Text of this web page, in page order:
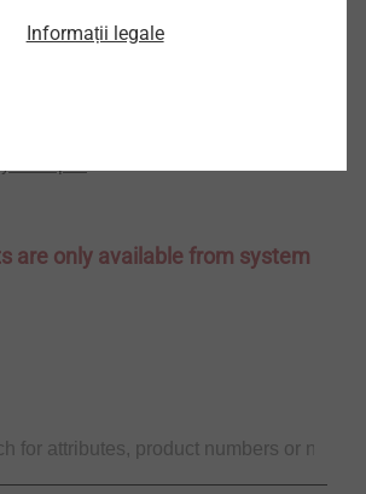
Profiles.pdf 9 MB
are only available from system
Informații legale